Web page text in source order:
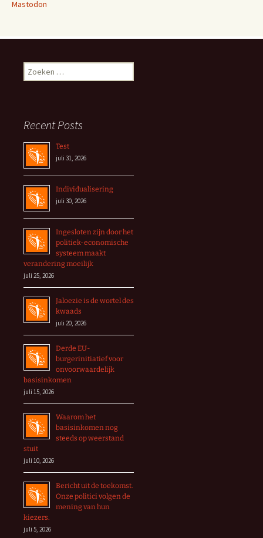
Mastodon
Zoeken
naar:
Recent Posts
Test
juli 31, 2026
Individualisering
juli 30, 2026
Ingesloten zijn door het
politiek-economische
systeem maakt
verandering moeilijk
juli 25, 2026
Jaloezie is de wortel des
kwaads
juli 20, 2026
Derde EU-
burgerinitiatief voor
onvoorwaardelijk
basisinkomen
juli 15, 2026
Waarom het
basisinkomen nog
steeds op weerstand
stuit
juli 10, 2026
Bericht uit de toekomst.
Onze politici volgen de
mening van hun
kiezers.
juli 5, 2026